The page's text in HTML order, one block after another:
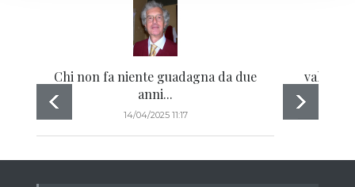
Chi non fa niente guadagna da due
anni...
14/04/2025 11:17